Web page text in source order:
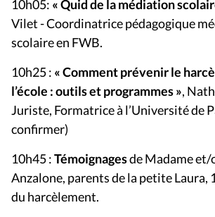
10h05: « Quid de la médiation
Vilet - Coordinatrice pédagogique
scolaire en FWB.
10h25 : « Comment prévenir le
l’école : outils et programmes »,
Juriste, Formatrice à l’Université de
confirmer)
10h45 :Témoignagesde Madame
Anzalone, parents de la petite Laura,
du harcèlement.